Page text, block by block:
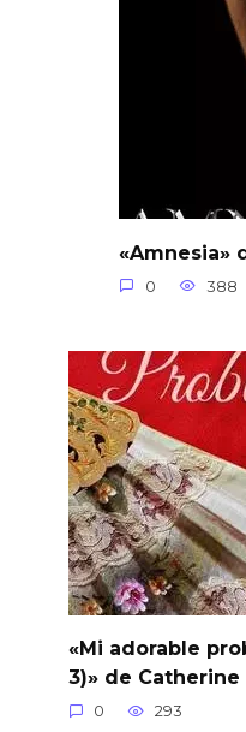
«Amnesia»
0 388
«Mi adorable
3)» de Catherine
0 293